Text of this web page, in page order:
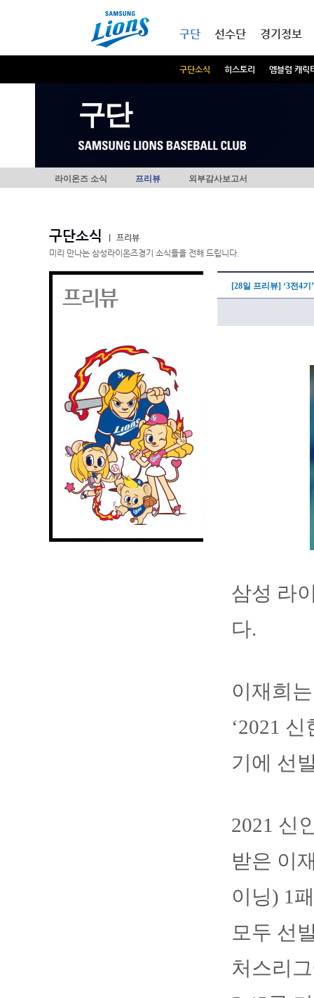
구단
구단소식 히스토리 엠블럼 캐릭
선수단 경기정보
구단
라이온즈 소식 프리뷰 외부감사보고서
구단소식
프리뷰
미리 만나는 삼성라이온즈경기 소식들을 전해 드립니다.
프리뷰 [28일 프리뷰] ‘3전4
삼성 라
다.
이재희
‘2021
기에 선
2021 신
받은 이
이닝) 1
모두 선
처스리